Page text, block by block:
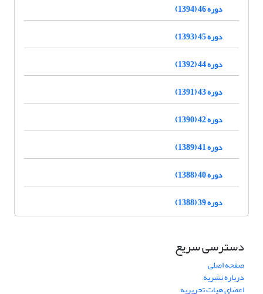
دوره 46 (1394)
دوره 45 (1393)
دوره 44 (1392)
دوره 43 (1391)
دوره 42 (1390)
دوره 41 (1389)
دوره 40 (1388)
دوره 39 (1388)
دسترسی سریع
صفحه اصلی
درباره نشریه
اعضای هیات تحریریه